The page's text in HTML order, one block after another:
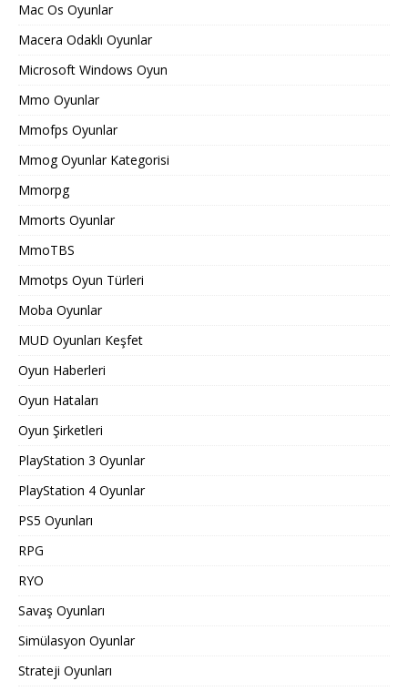
Mac Os Oyunlar
Macera Odaklı Oyunlar
Microsoft Windows Oyun
Mmo Oyunlar
Mmofps Oyunlar
Mmog Oyunlar Kategorisi
Mmorpg
Mmorts Oyunlar
MmoTBS
Mmotps Oyun Türleri
Moba Oyunlar
MUD Oyunları Keşfet
Oyun Haberleri
Oyun Hataları
Oyun Şirketleri
PlayStation 3 Oyunlar
PlayStation 4 Oyunlar
PS5 Oyunları
RPG
RYO
Savaş Oyunları
Simülasyon Oyunlar
Strateji Oyunları